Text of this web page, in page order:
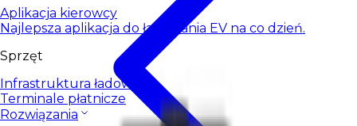
Aplikacja kierowcy
Najlepsza aplikacja do ładowania EV na co dzień.
Sprzęt
Infrastruktura ładowania
Terminale płatnicze
Rozwiązania